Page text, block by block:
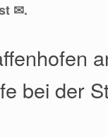
✉.
bei der